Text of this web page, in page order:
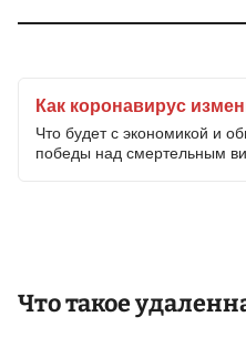
Как коронавирус
Что будет с экономикой и
победы над смертельным
Что такое